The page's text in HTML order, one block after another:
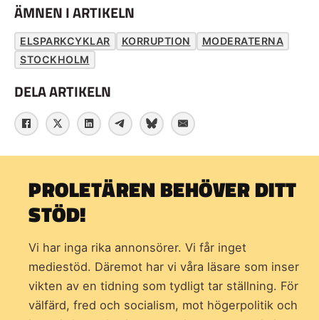
ÄMNEN I ARTIKELN
ELSPARKCYKLAR KORRUPTION
MODERATERNA
STOCKHOLM
DELA ARTIKELN
PROLETÄREN BEHÖVER DITT
STÖD!
Vi har inga rika annonsörer. Vi får inget
mediestöd. Däremot har vi våra läsare som inser
vikten av en tidning som tydligt tar ställning. För
välfärd, fred och socialism, mot högerpolitik och